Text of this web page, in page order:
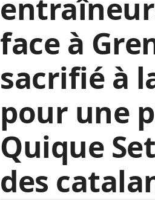
face à
sacrifié à
pour une
Quique
des